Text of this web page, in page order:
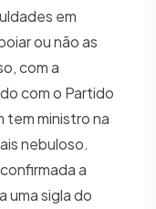
em
ou não as
com a
com o Partido
tem ministro na
nebuloso.
a
uma sigla do